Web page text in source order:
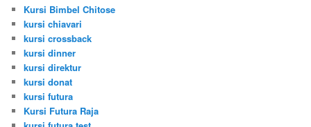
Kursi Bimbel Chitose
kursi chiavari
kursi crossback
kursi dinner
kursi direktur
kursi donat
kursi futura
Kursi Futura Raja